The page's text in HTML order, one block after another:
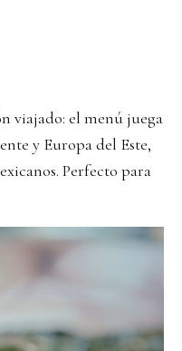
viajado: el menú juega
y Europa del Este,
Perfecto para